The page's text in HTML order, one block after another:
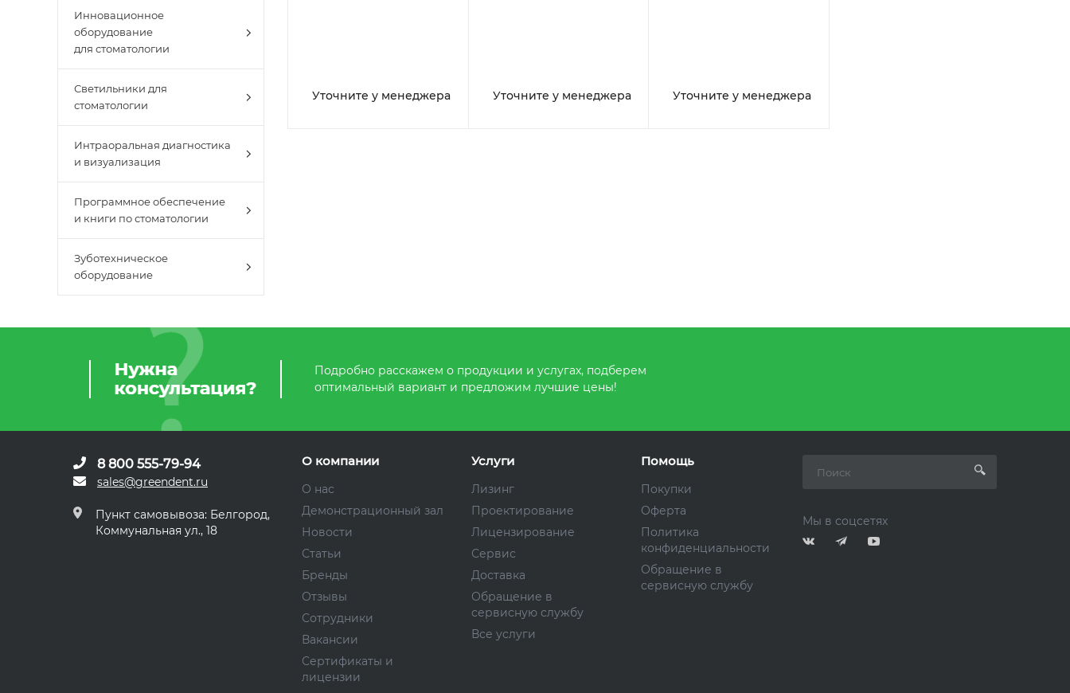
Инновационное
оборудование
для стоматологии
Светильники для
стоматологии
Интраоральная диагностика
и визуализация
Программное обеспечение
и книги по стоматологии
Зуботехническое
оборудование
амплитуды
Уточните у менеджера Уточните у менеджера Уточните у менеджера
Подробно расскажем о продукции и услугах, подберем
оптимальный вариант и предложим лучшие цены!
8 800 555-79-94
sales@greendent.ru
Пункт самовывоза: Белгород,
Коммунальная ул., 18
О компании
О нас
Демонстрационный зал
Новости
Статьи
Бренды
Отзывы
Сотрудники
Вакансии
Сертификаты и
лицензии
Услуги
Лизинг
Проектирование
Лицензирование
Сервис
Доставка
Обращение в
сервисную службу
Все услуги
Помощь
Покупки
Оферта
Политика
конфиденциальности
Обращение в
сервисную службу
Мы в соцсетях